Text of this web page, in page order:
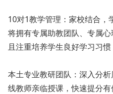
10对1教学管理：家校结合，
将拥有专属助教团队、专属
且注重培养学生良好学习习惯
本土专业教研团队：深入分
线教师亲临授课，快速提分